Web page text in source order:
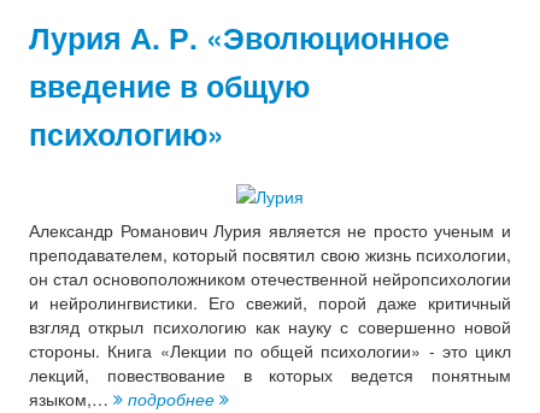
Лурия А. Р. «Эволюционное
введение в общую
психологию»
Александр Романович Лурия является не просто ученым и
преподавателем, который посвятил свою жизнь психологии,
он стал основоположником отечественной нейропсихологии
и нейролингвистики. Его свежий, порой даже критичный
взгляд открыл психологию как науку с совершенно новой
стороны. Книга «Лекции по общей психологии» - это цикл
лекций, повествование в которых ведется понятным
языком,…
подробнее